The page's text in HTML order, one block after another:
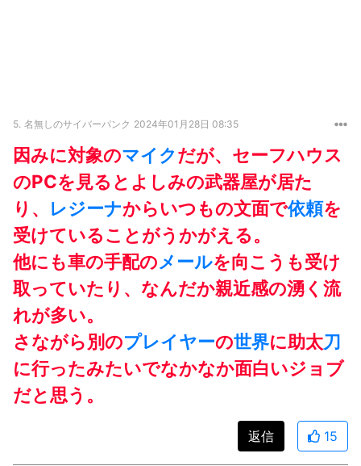
5. 名無しのサイバーパンク 2024年01月28日 08:35
因みに対象のマイクだが、セーフハウス
のPCを見るとよしみの武器屋が居た
り、
レジーナからいつもの文面で依頼を
受けていることがうかがえる。
他にも車の手配のメールを向こうも受け
取っていたり、なんだか親近感の湧く流
れが多い。
さながら別のプレイヤーの世界に助太刀
に行ったみたいでなかなか面白いジョブ
だと思う。
返信 15